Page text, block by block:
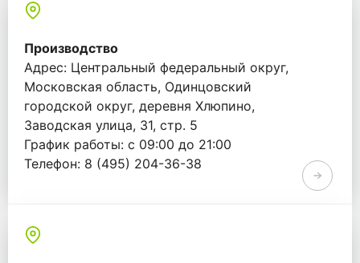
Производство
Адрес: Центральный федеральный округ,
Московская область, Одинцовский
городской округ, деревня Хлюпино,
Заводская улица, 31, стр. 5
График работы: с 09:00 до 21:00
Телефон: 8 (495) 204-36-38